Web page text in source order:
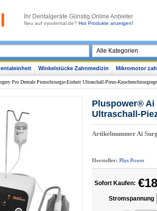
lhr Dentalgeräte Günstig Online Anbieter
Neu auf oyodental.de? Hot Produkte anzeigen!
Winkelstücke Zahnmedizin Mikromotor
Pro Dentale Piezochirurgie-Einheit Ultraschall-Piezo-
Pluspower® Ai
Ultraschall-
ArtikelnummerAi
Hersteller: Plus Power
Sofort Kaufen:
Stromspannung